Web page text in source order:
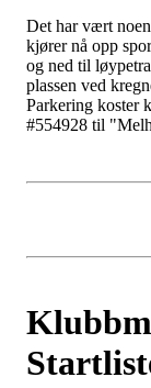
Det har vært
kjører nå opp
og ned til
plassen ved
Parkering koster
#554928 til